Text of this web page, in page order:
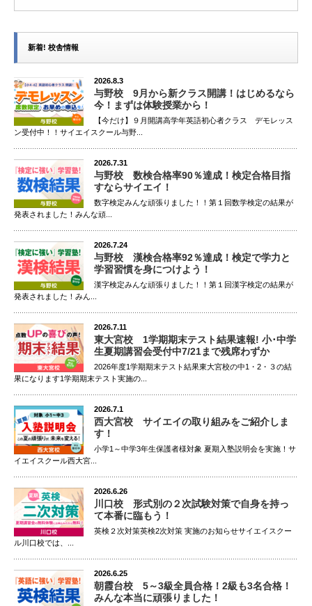
新着! 校舎情報
2026.8.3
与野校 9月から新クラス開講！はじめるなら
今！まずは体験授業から！
【今だけ】９月開講高学年英語初心者クラス デモレッス
ン受付中！！サイエイスクール与野...
2026.7.31
与野校 数検合格率90％達成！検定合格目指
すならサイエイ！
数字検定みんな頑張りました！！第１回数学検定の結果が
発表されました！みんな頑...
2026.7.24
与野校 漢検合格率92％達成！検定で学力と
学習習慣を身につけよう！
漢字検定みんな頑張りました！！第１回漢字検定の結果が
発表されました！みん...
2026.7.11
東大宮校 1学期期末テスト結果速報! 小･中学
生夏期講習会受付中7/21まで残席わずか
2026年度1学期期末テスト結果東大宮校の中1・2・３の結
果になります1学期期末テスト実施の...
2026.7.1
西大宮校 サイエイの取り組みをご紹介しま
す！
小学1～中学3年生保護者様対象 夏期入塾説明会を実施！サ
イエイスクール西大宮...
2026.6.26
川口校 形式別の２次試験対策で自身を持っ
て本番に臨もう！
英検２次対策英検2次対策 実施のお知らせサイエイスクー
ル川口校では、...
2026.6.25
朝霞台校 5～3級全員合格！2級も3名合格！
みんな本当に頑張りました！